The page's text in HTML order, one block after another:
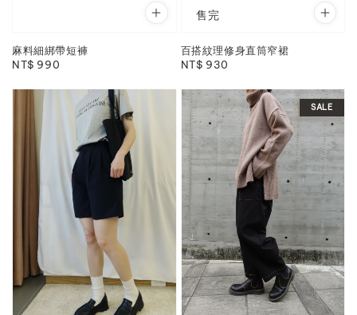
麻料細綁帶短褲
Regular
NT$ 990
售完
百搭紋理修身直筒窄裙
Regular
NT$ 930
SALE